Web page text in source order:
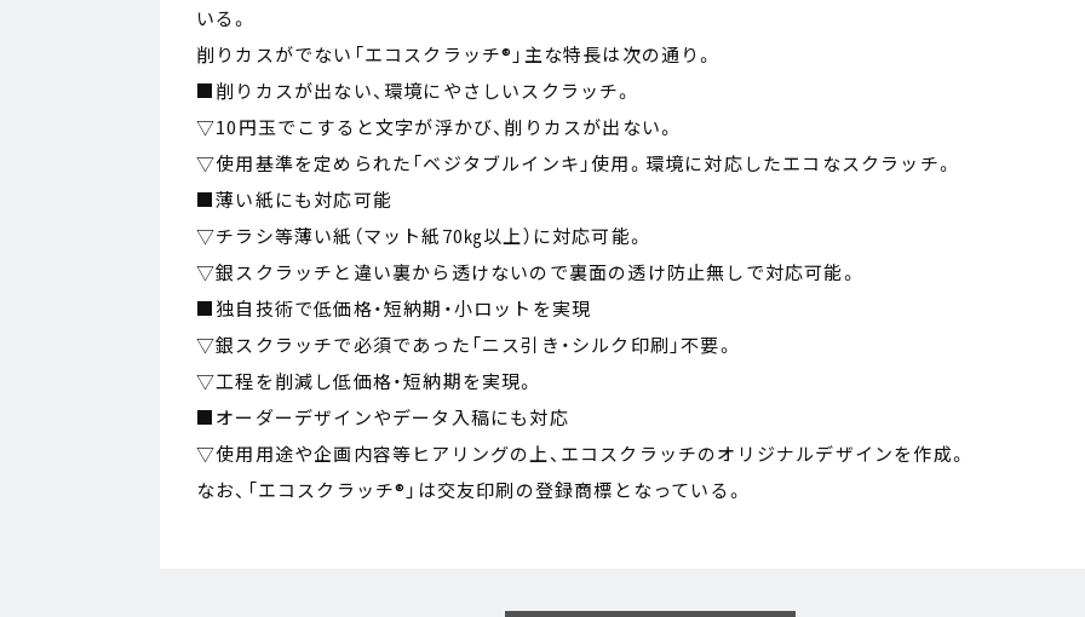
いる。
削りカスがでない「エコスクラッチ®」主な特長は次の通り。
■削りカスが出ない、環境にやさしいスクラッチ。
▽10円玉でこすると文字が浮かび、削りカスが出ない。
▽使用基準を定められた「ベジタブルインキ」使用。環境に対応したエコなスクラッチ。
■薄い紙にも対応可能
▽チラシ等薄い紙（マット紙70㎏以上）に対応可能。
▽銀スクラッチと違い裏から透けないので裏面の透け防止無しで対応可能。
■独自技術で低価格・短納期・小ロットを実現
▽銀スクラッチで必須であった「ニス引き・シルク印刷」不要。
▽工程を削減し低価格・短納期を実現。
■オーダーデザインやデータ入稿にも対応
▽使用用途や企画内容等ヒアリングの上、エコスクラッチのオリジナルデザインを作成。
なお、「エコスクラッチ®」は交友印刷の登録商標となっている。